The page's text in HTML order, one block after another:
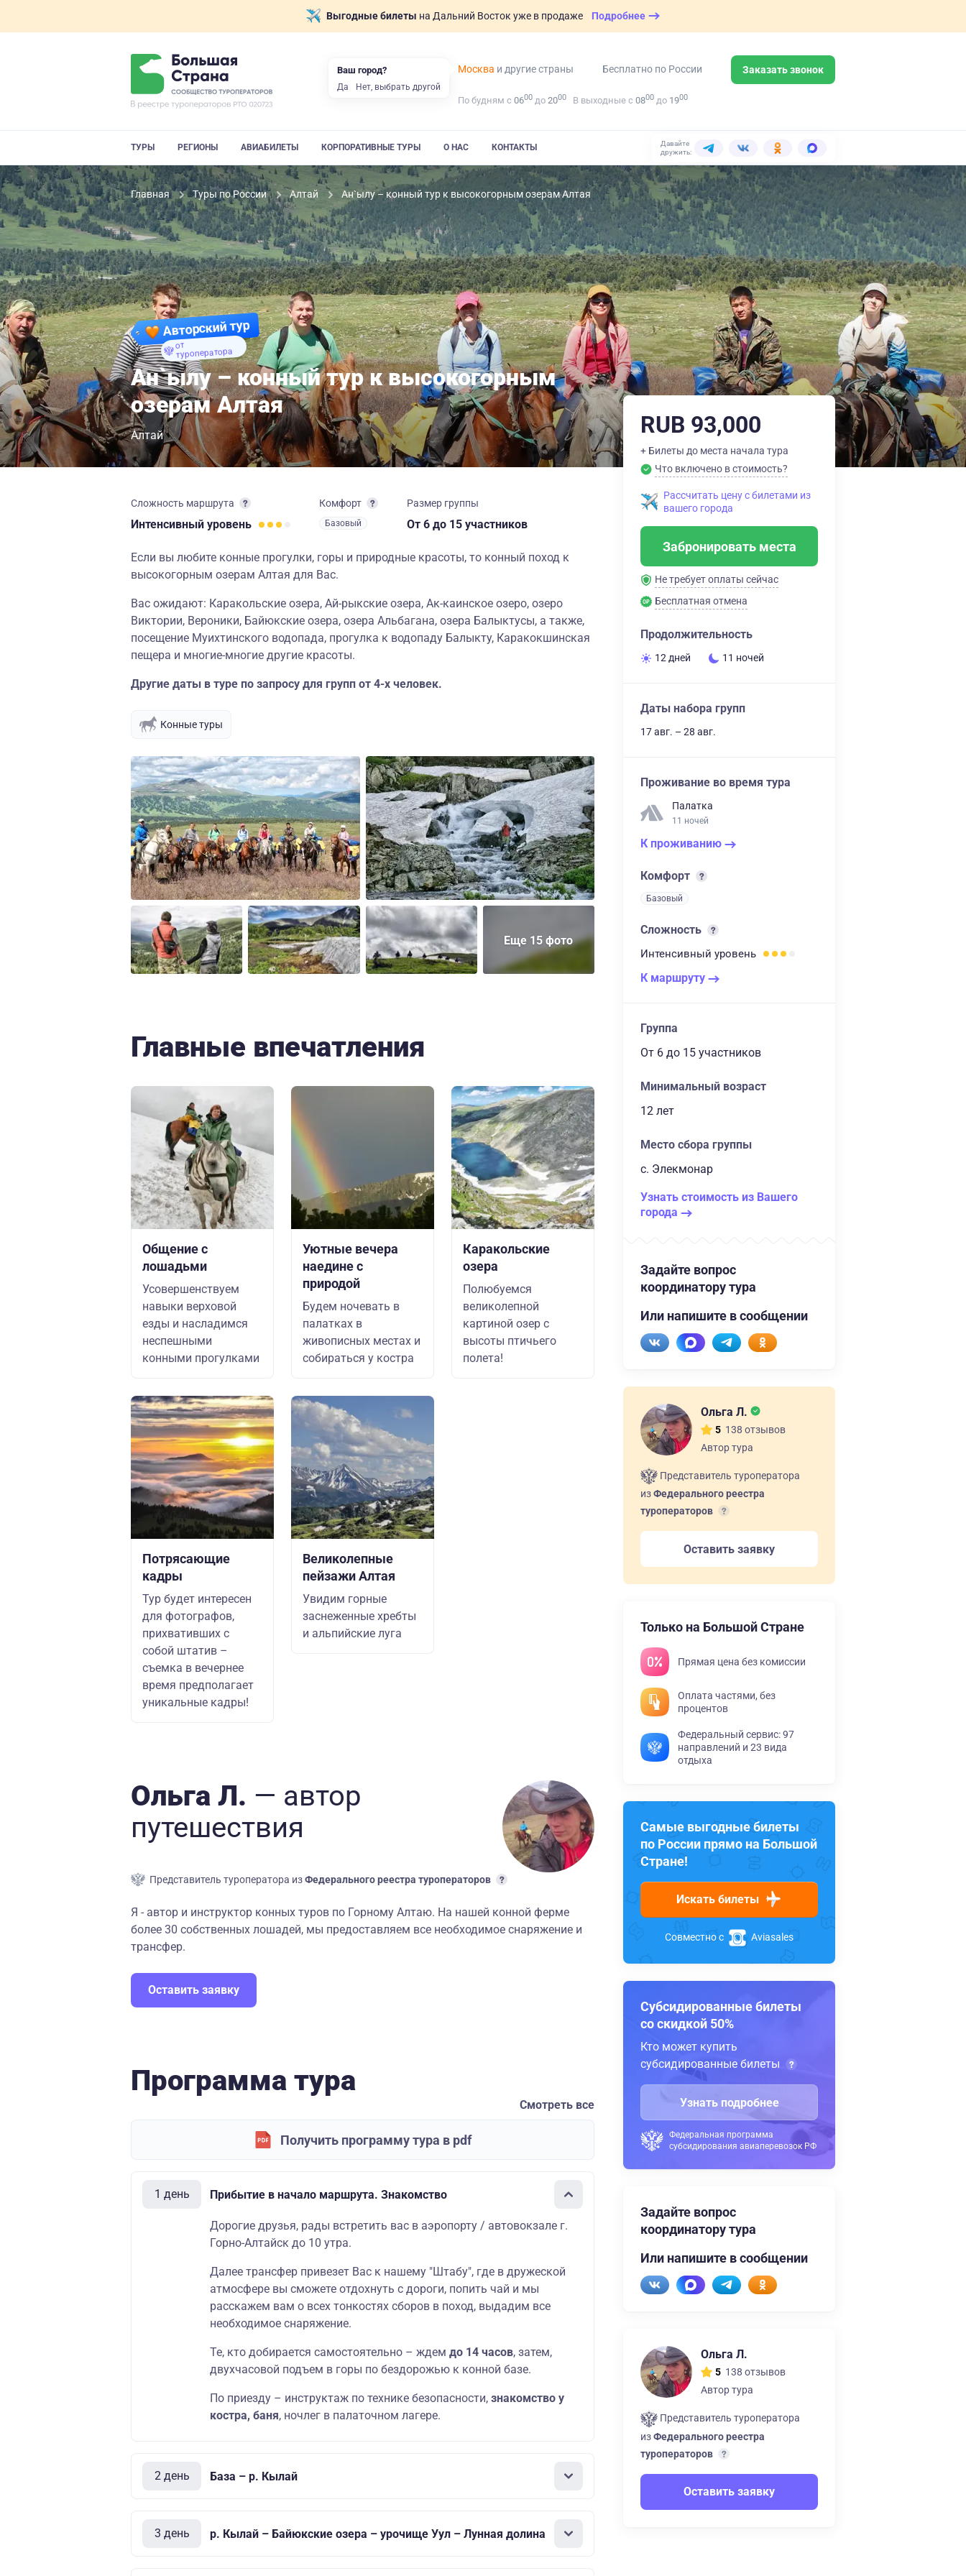
Выгодные билеты на Дальний Восток уже в продаже Подробнее
Москва и другие страны Бесплатно по России Заказать звонок
По будням с 0600 до 2000 В выходные с 0800 до 1900
ТУРЫ РЕГИОНЫ АВИАБИЛЕТЫ КОРПОРАТИВНЫЕ ТУРЫ О НАС КОНТАКТЫ
Давайте
дружить:
Главная Туры по России Алтай Ан`ылу – конный тур к высокогорным озерам Алтая
Авторский тур
от
туроператора
Ан`ылу – конный тур к высокогорным
озерам Алтая
Алтай
Сложность маршрута
Интенсивный уровень
Комфорт
Базовый
Размер группы
От 6 до 15 участников
Если вы любите конные прогулки, горы и природные красоты, то конный поход к
высокогорным озерам Алтая для Вас.
Вас ожидают: Каракольские озера, Ай-рыкские озера, Ак-каинское озеро, озеро
Виктории, Вероники, Байюкские озера, озера Альбагана, озера Балыктусы, а также,
посещение Муихтинского водопада, прогулка к водопаду Балыкту, Каракокшинская
пещера и многие-многие другие красоты.
Другие даты в туре по запросу для групп от 4-х человек.
Конные туры
Еще 15 фото
Главные впечатления
Общение с
лошадьми
Усовершенствуем
навыки верховой
езды и насладимся
неспешными
конными прогулками
Потрясающие
кадры
Тур будет интересен
для фотографов,
прихвативших с
собой штатив –
съемка в вечернее
время предполагает
уникальные кадры!
Уютные вечера
наедине с
природой
Будем ночевать в
палатках в
живописных местах и
собираться у костра
Великолепные
пейзажи Алтая
Увидим горные
заснеженные хребты
и альпийские луга
Каракольские
озера
Полюбуемся
великолепной
картиной озер с
высоты птичьего
полета!
Ольга Л. — автор
путешествия
Представитель туроператора изФедерального реестра туроператоров
Я - автор и инструктор конных туров по Горному Алтаю. На нашей конной ферме
более 30 собственных лошадей, мы предоставляем все необходимое снаряжение и
трансфер.
Оставить заявку
Программа тура
Смотреть все
Получить программу тура в pdf
1 день Прибытие в начало маршрута. Знакомство
Дорогие друзья, рады встретить вас в аэропорту / автовокзале г.
Горно-Алтайск до 10 утра.
Далее трансфер привезет Вас к нашему "Штабу", где в дружеской
атмосфере вы сможете отдохнуть с дороги, попить чай и мы
расскажем вам о всех тонкостях сборов в поход, выдадим все
необходимое снаряжение.
Те, кто добирается самостоятельно – ждем до 14 часов, затем,
двухчасовой подъем в горы по бездорожью к конной базе.
По приезду – инструктаж по технике безопасности, знакомство у
костра, баня, ночлег в палаточном лагере.
2 день База – р. Кылай
3 день р. Кылай – Байюкские озера – урочище Уул – Лунная долина
RUB 93,000
+ Билеты до места начала тура
Что включено в стоимость?
Рассчитать цену с билетами из
вашего города
Забронировать места
Не требует оплаты сейчас
Бесплатная отмена
Продолжительность
12 дней 11 ночей
Даты набора групп
17 авг. – 28 авг.
Проживание во время тура
Палатка
11 ночей
К проживанию
Комфорт
Базовый
Сложность
Интенсивный уровень
К маршруту
Группа
От 6 до 15 участников
Минимальный возраст
12 лет
Место сбора группы
с. Элекмонар
Узнать стоимость из Вашего
города
Задайте вопрос
координатору тура
Или напишите в сообщении
Ольга Л.
5 138 отзывов
Автор тура
Представитель туроператора
изФедерального реестра
туроператоров
Оставить заявку
Только на Большой Стране
Прямая цена без комиссии
Оплата частями, без
процентов
Федеральный сервис: 97
направлений и 23 вида
отдыха
Самые выгодные билеты
по России прямо на Большой
Стране!
Искать билеты
Совместно с Aviasales
Субсидированные билеты
со скидкой 50%
Кто может купить
субсидированные билеты
Узнать подробнее
Федеральная программа
субсидирования авиаперевозок РФ
Задайте вопрос
координатору тура
Или напишите в сообщении
Ольга Л.
5 138 отзывов
Автор тура
Представитель туроператора
изФедерального реестра
туроператоров
Оставить заявку
Ваш город?
Да Нет, выбрать другой